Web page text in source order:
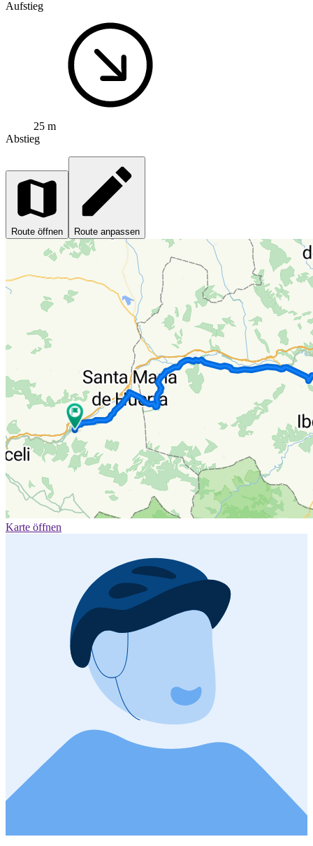
Aufstieg
25 m
Abstieg
Route öffnen Route anpassen
Karte öffnen